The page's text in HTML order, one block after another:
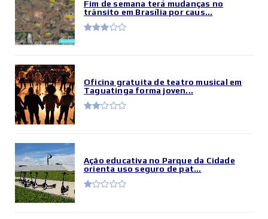
Fim de semana terá mudanças no
trânsito em Brasília por caus...
Oficina gratuita de teatro musical em
Taguatinga forma joven...
Ação educativa no Parque da Cidade
orienta uso seguro de pat...